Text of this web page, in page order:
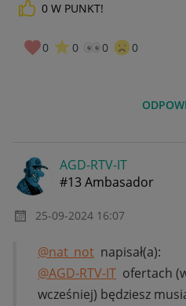
0 W PUNKT!
0 0 0 0
AGD-RTV-IT
#13 Ambasador
‎25-09-2024 16:07
@nat_not napisał(a):
@AGD-RTV-IT ofertach
wcześniej) będziesz